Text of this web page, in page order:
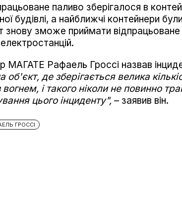
паливо зберігалося в
будівлі, а найближчі контейнери
знову зможе приймати відпрацьоване
МАГАТЕ Рафаель Гроссі назвав
об'єкт, де зберігається велика
вогнем, і такого ніколи не повинно
цього інциденту", – заявив він.
ГРОССІ